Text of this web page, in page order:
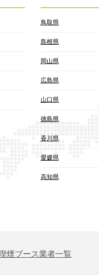
鳥取県
島根県
岡山県
広島県
山口県
徳島県
香川県
愛媛県
高知県
煙ブース業者一覧